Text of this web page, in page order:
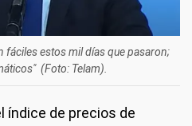
fáciles estos mil días que pasaron;
(Foto: Telam).
índice de precios de